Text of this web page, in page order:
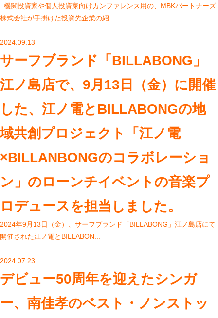
機関投資家や個人投資家向けカンファレンス用の、MBKパートナーズ
株式会社が手掛けた投資先企業の紹...
2024.09.13
サーフブランド「BILLABONG」
江ノ島店で、9月13日（金）に開催
した、江ノ電とBILLABONGの地
域共創プロジェクト「江ノ電
×BILLANBONGのコラボレーショ
ン」のローンチイベントの音楽プ
ロデュースを担当しました。
2024年9月13日（金）、サーフブランド「BILLABONG」江ノ島店にて
開催された江ノ電とBILLABON...
2024.07.23
デビュー50周年を迎えたシンガ
ー、南佳孝のベスト・ノンストッ